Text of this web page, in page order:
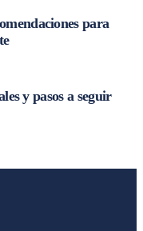
para
y pasos a seguir